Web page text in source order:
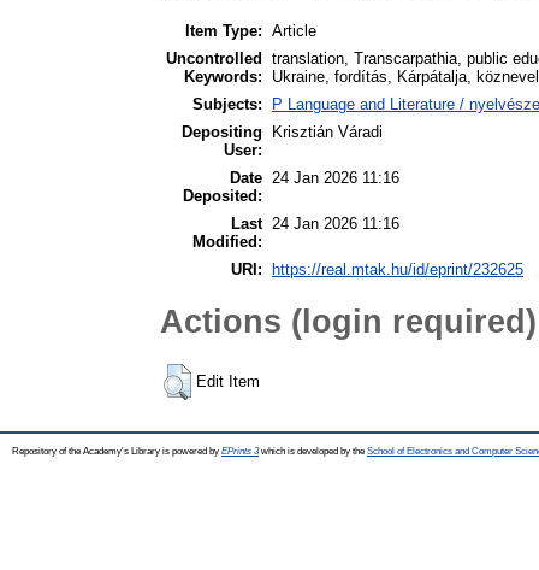
Item Type: Article
Uncontrolled
Keywords:
translation, Transcarpathia, public
Ukraine, fordítás, Kárpátalja,
Subjects:
P Language and Literature /
Depositing
User:
Krisztián Váradi
Date
Deposited:
24 Jan 2026 11:16
Last
Modified:
24 Jan 2026 11:16
URI: https://real.mtak.hu/id/eprint/232625
Actions (login required)
Edit Item
Repository of the Academy's Library is powered by EPrints 3which is developed by the School of Electronics and Computer